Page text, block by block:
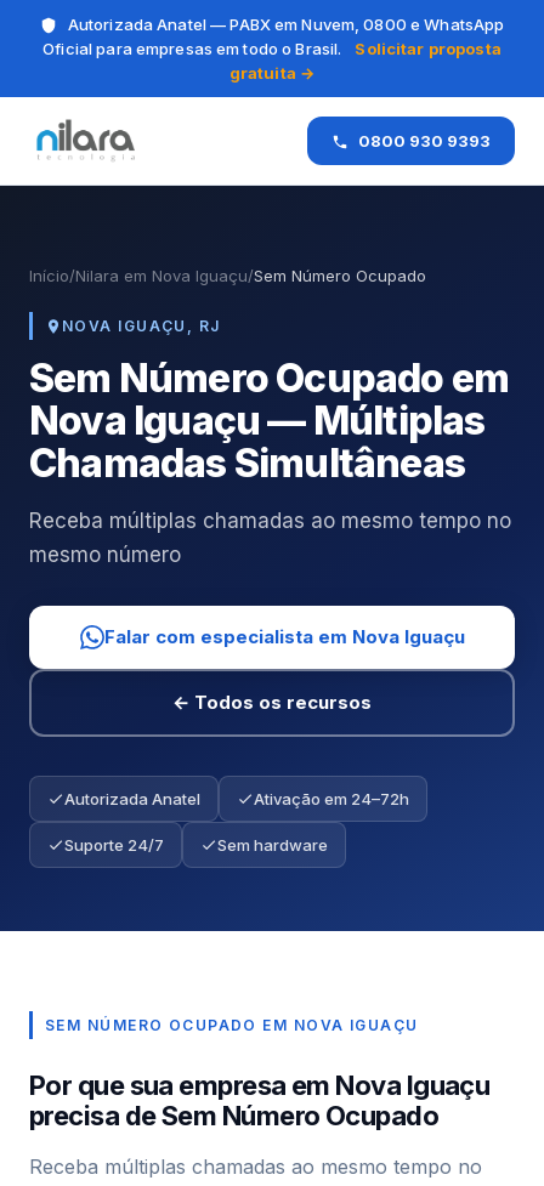
Autorizada Anatel — PABX em Nuvem, 0800 e WhatsApp
Oficial para empresas em todo o Brasil.
Solicitar proposta
gratuita →
0800 930 9393
Início/Nilara em Nova Iguaçu/Sem Número Ocupado
NOVA IGUAÇU, RJ
Sem Número Ocupado em
Nova Iguaçu — Múltiplas
Chamadas Simultâneas
Receba múltiplas chamadas ao mesmo tempo no
mesmo número
Falar com especialista em Nova Iguaçu
← Todos os recursos
Autorizada Anatel Ativação em 24–72h
Suporte 24/7 Sem hardware
SEM NÚMERO OCUPADO EM NOVA IGUAÇU
Por que sua empresa em Nova Iguaçu
precisa de Sem Número Ocupado
Receba múltiplas chamadas ao mesmo tempo no